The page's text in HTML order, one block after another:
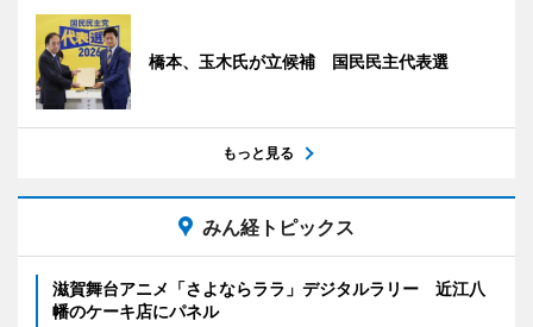
橋本、玉木氏が立候補 国民民主代表選
もっと見る
みん経トピックス
滋賀舞台アニメ「さよならララ」デジタルラリー 近江八
幡のケーキ店にパネル